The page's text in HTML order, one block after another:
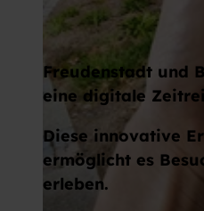
Freudenstadt und
eine digitale
Diese innovative
ermöglicht es
erleben.